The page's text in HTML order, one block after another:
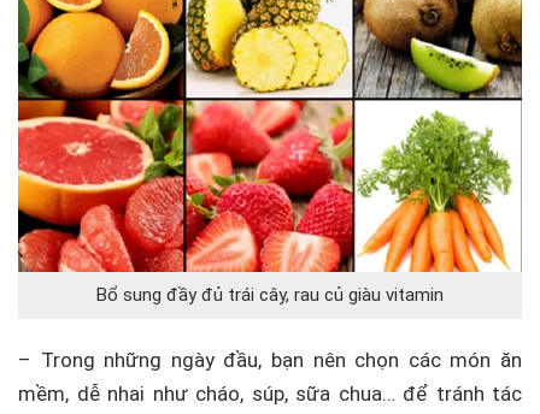
Bổ sung đầy đủ trái cây, rau củ giàu vitamin
– Trong những ngày đầu, bạn nên chọn các món ăn
mềm, dễ nhai như cháo, súp, sữa chua… để tránh tác